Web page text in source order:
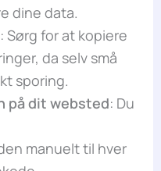
dine data.
: Sørg for at kopiere
da selv små
sporing.
på dit websted: Du
manuelt til hver